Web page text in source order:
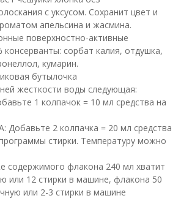
с уксусом. Сохранит цвет и
апельсина и жасмина.
поверхностно-активные
сорбат калия, отдушка,
кумарин.
бутылочка
жесткости воды следующая:
1 колпачок = 10 мл средства на
2 колпачка = 20 мл средства
стирки. Температуру можно
содержимого флакона 240 мл хватит
или 12 стирки в машине, флакона 50
или 2-3 стирки в машине